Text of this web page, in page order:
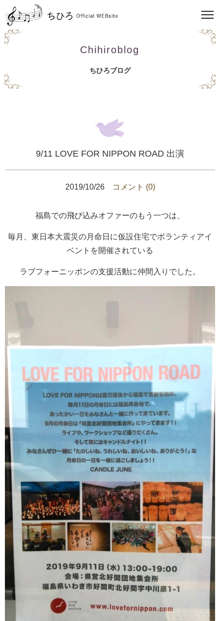
Chihiroblog
ちひろブログ
9/11 LOVE FOR NIPPON ROAD 出演
2019/10/26 コメント (0)
福島での飛び込みオファーのもう一つは、
毎月、東日本大震災の月命日に仮設住宅でボランティアイ
ベントを開催されている
ラブフォーニッポンの支援活動に仲間入りでした。